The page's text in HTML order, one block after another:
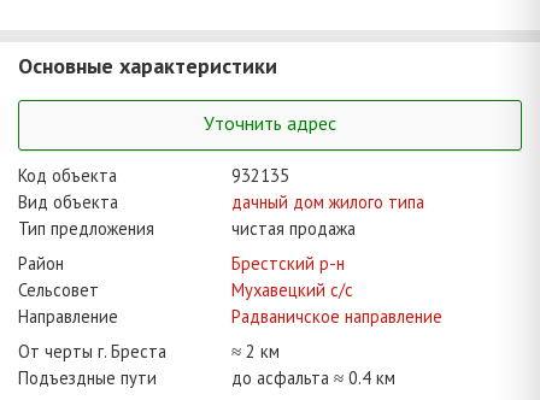
Основные характеристики
Уточнить адрес
Код объекта
932135
Вид объекта
дачный дом жилого типа
Тип предложения
чистая продажа
Район
Брестский р-н
Сельсовет
Мухавецкий с/с
Направление
Радваничское направление
От черты г. Бреста
≈ 2 км
Подъездные пути
до асфальта ≈ 0.4 км